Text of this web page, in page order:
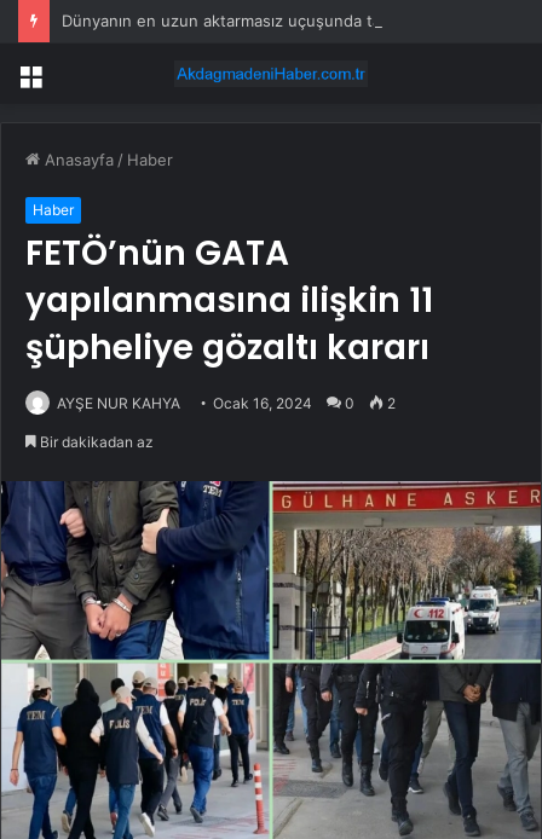
Menü
Anasayfa / Haber
Haber
FETÖ’nün GATA
yapılanmasına ilişkin 11
şüpheliye gözaltı kararı
AYŞE NUR KAHYA Ocak 16, 2024 0 2
Bir dakikadan az